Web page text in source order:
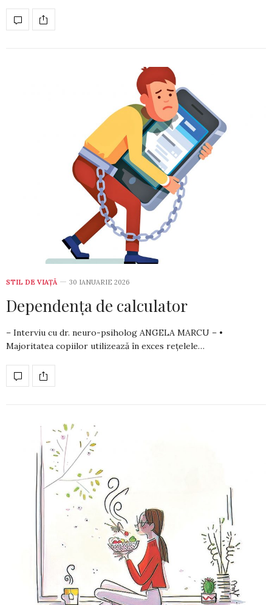
STIL DE VIA­ŢĂ 30 IANUARIE 2026
Dependența de calculator
– Interviu cu dr. neuro-psiholog ANGELA MARCU – •
Majoritatea copiilor utilizează în exces rețelele…